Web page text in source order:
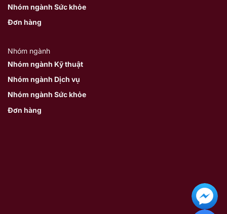
Nhóm ngành Sức khỏe
Đơn hàng
Nhóm ngành
Nhóm ngành Kỹ thuật
Nhóm ngành Dịch vụ
Nhóm ngành Sức khỏe
Đơn hàng